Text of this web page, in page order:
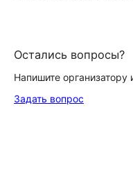
Остались вопросы?
Напишите организатору
Задать вопрос